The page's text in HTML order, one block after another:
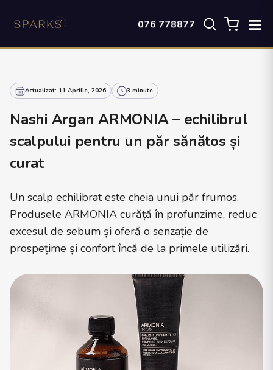
076 778877
Actualizat: 11 Aprilie, 2026 3 minute
Nashi Argan ARMONIA – echilibrul
scalpului pentru un păr sănătos și
curat
Un scalp echilibrat este cheia unui păr frumos.
Produsele ARMONIA curăță în profunzime, reduc
excesul de sebum și oferă o senzație de
prospețime și confort încă de la primele utilizări.